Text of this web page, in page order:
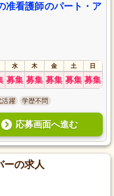
准看護師のパート・ア
水 木 金 土 日
募集 募集 募集 募集 募集
活躍 学歴不問
応募画面へ進む
ーの求人